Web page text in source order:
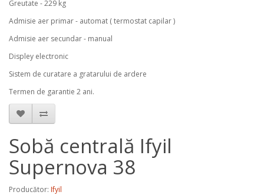
Greutate - 229 kg
Admisie aer primar - automat ( termostat capilar )
Admisie aer secundar - manual
Displey electronic
Sistem de curatare a gratarului de ardere
Termen de garantie 2 ani.
Sobă centrală Ifyil
Supernova 38
Producător: Ifyil